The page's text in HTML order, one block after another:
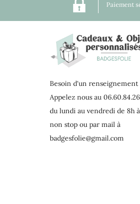
Paiement
Besoin d'un renseignement
Appelez nous au
du lundi au vendredi de 8h
non stop ou par mail à
badgesfolie@gmail.com